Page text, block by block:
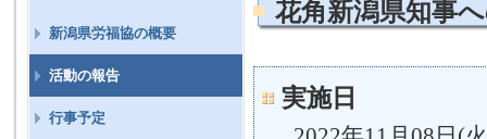
花角新潟県知事
実施日
新潟県労福協の概要
活動の報告
行事予定